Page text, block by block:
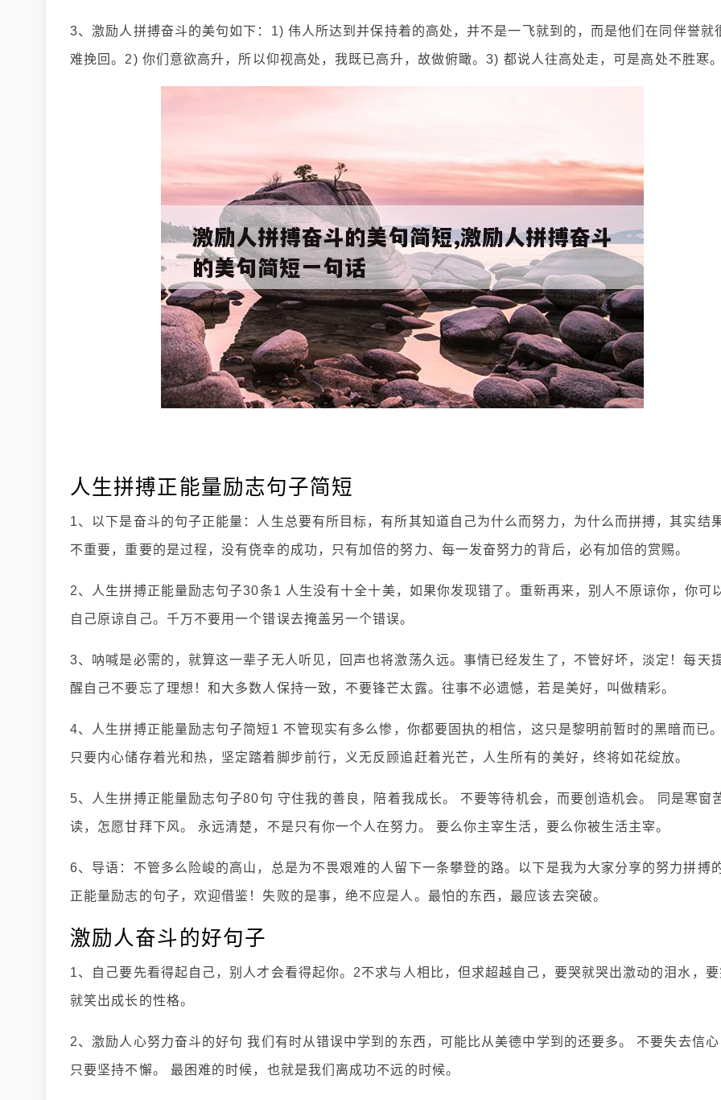
3、激励人拼搏奋斗的美句如下：1) 伟人所达到并保持着的高处，并不是一飞就到的，而是他们在同伴誉就
难挽回。2) 你们意欲高升，所以仰视高处，我既已高升，故做俯瞰。3) 都说人往高处走，可是高处不胜寒
人生拼搏正能量励志句子简短
1、以下是奋斗的句子正能量：人生总要有所目标，有所其知道自己为什么而努力，为什么而拼搏，其实结
不重要，重要的是过程，没有侥幸的成功，只有加倍的努力、每一发奋努力的背后，必有加倍的赏赐。
2、人生拼搏正能量励志句子30条1 人生没有十全十美，如果你发现错了。重新再来，别人不原谅你，你可
自己原谅自己。千万不要用一个错误去掩盖另一个错误。
3、呐喊是必需的，就算这一辈子无人听见，回声也将激荡久远。事情已经发生了，不管好坏，淡定！每天
醒自己不要忘了理想！和大多数人保持一致，不要锋芒太露。往事不必遗憾，若是美好，叫做精彩。
4、人生拼搏正能量励志句子简短1 不管现实有多么惨，你都要固执的相信，这只是黎明前暂时的黑暗而已
只要内心储存着光和热，坚定踏着脚步前行，义无反顾追赶着光芒，人生所有的美好，终将如花绽放。
5、人生拼搏正能量励志句子80句 守住我的善良，陪着我成长。 不要等待机会，而要创造机会。 同是寒窗
读，怎愿甘拜下风。 永远清楚，不是只有你一个人在努力。 要么你主宰生活，要么你被生活主宰。
6、导语：不管多么险峻的高山，总是为不畏艰难的人留下一条攀登的路。以下是我为大家分享的努力拼搏
正能量励志的句子，欢迎借鉴！失败的是事，绝不应是人。最怕的东西，最应该去突破。
激励人奋斗的好句子
1、自己要先看得起自己，别人才会看得起你。2不求与人相比，但求超越自己，要哭就哭出激动的泪水，
就笑出成长的性格。
2、激励人心努力奋斗的好句 我们有时从错误中学到的东西，可能比从美德中学到的还要多。 不要失去信
只要坚持不懈。 最困难的时候，也就是我们离成功不远的时候。